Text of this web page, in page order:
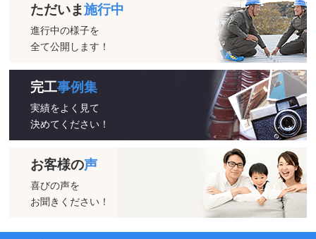
ただいま施行中
進行中の様子を
全て公開します！
完工事例集
実績をよく見て
決めてください！
お客様の声
喜びの声を
お聞きください！